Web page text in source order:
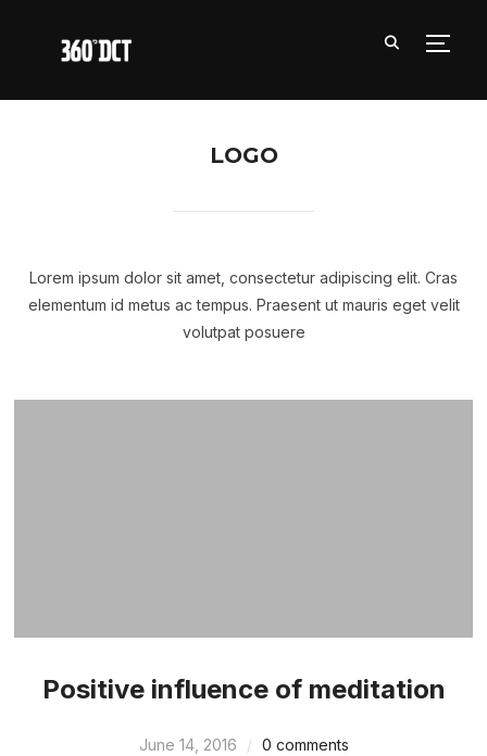
LOGO
Lorem ipsum dolor sit amet, consectetur adipiscing elit. Cras
elementum id metus ac tempus. Praesent ut mauris eget velit
volutpat posuere
Positive influence of meditation
June 14, 2016 0 comments